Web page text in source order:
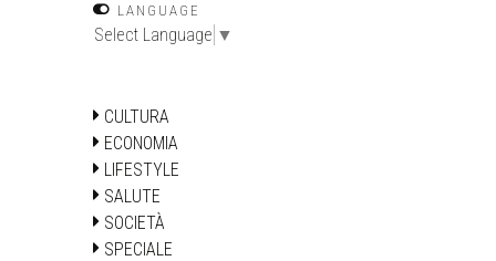
LANGUAGE
Select Language ▼
CULTURA
ECONOMIA
LIFESTYLE
SALUTE
SOCIETÀ
SPECIALE